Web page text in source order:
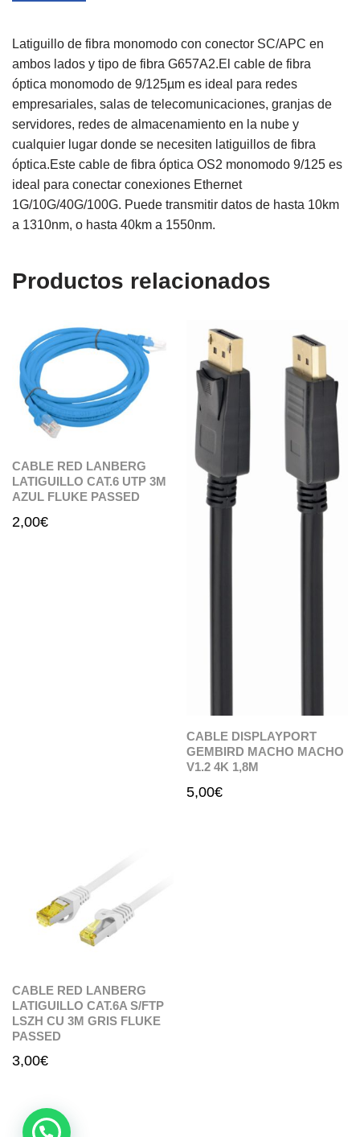
Latiguillo de fibra monomodo con conector SC/APC en
ambos lados y tipo de fibra G657A2.El cable de fibra
óptica monomodo de 9/125µm es ideal para redes
empresariales, salas de telecomunicaciones, granjas de
servidores, redes de almacenamiento en la nube y
cualquier lugar donde se necesiten latiguillos de fibra
óptica.Este cable de fibra óptica OS2 monomodo 9/125 es
ideal para conectar conexiones Ethernet
1G/10G/40G/100G. Puede transmitir datos de hasta 10km
a 1310nm, o hasta 40km a 1550nm.
Productos relacionados
CABLE RED LANBERG
LATIGUILLO CAT.6 UTP 3M
AZUL FLUKE PASSED
2,00€
CABLE DISPLAYPORT
GEMBIRD MACHO MACHO
V1.2 4K 1,8M
5,00€
CABLE RED LANBERG
LATIGUILLO CAT.6A S/FTP
LSZH CU 3M GRIS FLUKE
PASSED
3,00€